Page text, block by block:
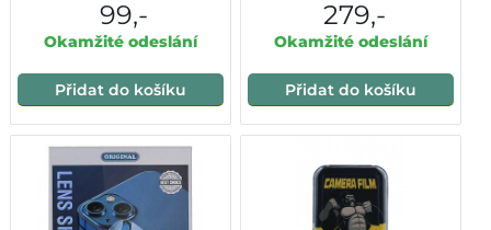
99,-
Okamžité odeslání
Přidat do košíku
279,-
Okamžité odeslání
Přidat do košíku